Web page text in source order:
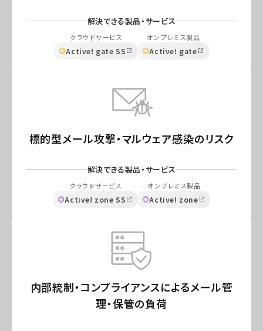
解決できる製品・サービス
クラウドサービス
Active! gate SS
オンプレミス製品
Active! gate
標的型メール攻撃・マルウェア感染のリスク
解決できる製品・サービス
クラウドサービス
Active! zone SS
オンプレミス製品
Active! zone
内部統制・コンプライアンスによるメール管
理・保管の負荷